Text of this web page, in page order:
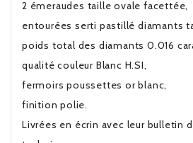
2 émeraudes taille ovale facettée,
entourées serti pastillé diamants
poids total des diamants 0.016
qualité couleur Blanc H.SI,
fermoirs poussettes or blanc,
finition polie.
Livrées en écrin avec leur bulletin